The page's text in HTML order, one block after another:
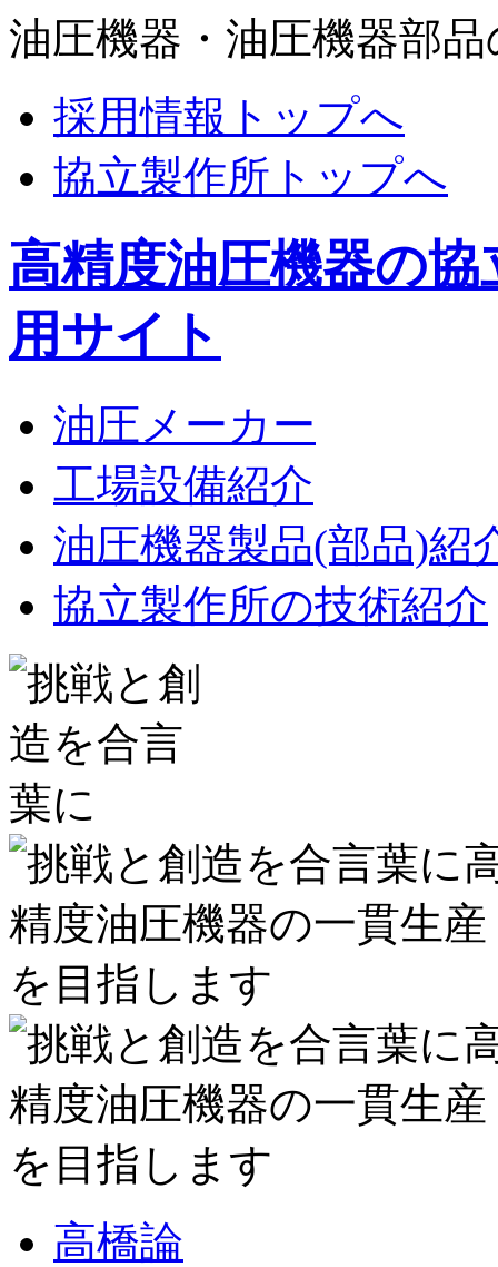
油圧機器・油圧機器部
採用情報トップへ
協立製作所トップへ
高精度油圧機器の
用サイト
油圧メーカー
工場設備紹介
油圧機器製品(部品)紹
協立製作所の技術紹介
高橋論